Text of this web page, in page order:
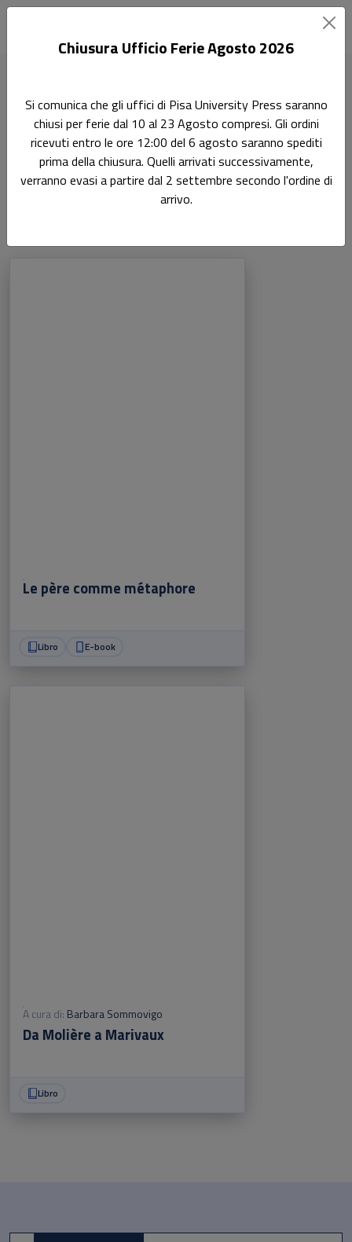
Scienze dell'antichità, filologico-letterarie e storico-artistiche
Letteratura Francese 10/FRAN-01
Letteratura Francese
Le père comme métaphore
Libro E-book
A cura di: Barbara Sommovigo
Da Molière a Marivaux
Libro
Chiusura Ufficio Ferie Agosto 2026
Si comunica che gli uffici di Pisa University Press saranno
chiusi per ferie dal 10 al 23 Agosto compresi. Gli ordini
ricevuti entro le ore 12:00 del 6 agosto saranno spediti
prima della chiusura. Quelli arrivati successivamente,
verranno evasi a partire dal 2 settembre secondo l'ordine di
arrivo.